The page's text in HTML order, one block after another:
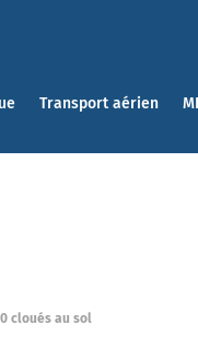
Transport aérien
cloués au sol